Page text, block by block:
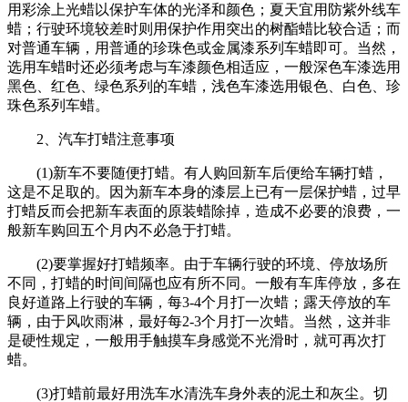
用彩涂上光蜡以保护车体的光泽和颜色；夏天宜用防紫外线车
蜡；行驶环境较差时则用保护作用突出的树酯蜡比较合适；而
对普通车辆，用普通的珍珠色或金属漆系列车蜡即可。当然，
选用车蜡时还必须考虑与车漆颜色相适应，一般深色车漆选用
黑色、红色、绿色系列的车蜡，浅色车漆选用银色、白色、珍
珠色系列车蜡。
2、汽车打蜡注意事项
(1)新车不要随便打蜡。有人购回新车后便给车辆打蜡，
这是不足取的。因为新车本身的漆层上已有一层保护蜡，过早
打蜡反而会把新车表面的原装蜡除掉，造成不必要的浪费，一
般新车购回五个月内不必急于打蜡。
(2)要掌握好打蜡频率。由于车辆行驶的环境、停放场所
不同，打蜡的时间间隔也应有所不同。一般有车库停放，多在
良好道路上行驶的车辆，每3-4个月打一次蜡；露天停放的车
辆，由于风吹雨淋，最好每2-3个月打一次蜡。当然，这并非
是硬性规定，一般用手触摸车身感觉不光滑时，就可再次打
蜡。
(3)打蜡前最好用洗车水清洗车身外表的泥土和灰尘。切